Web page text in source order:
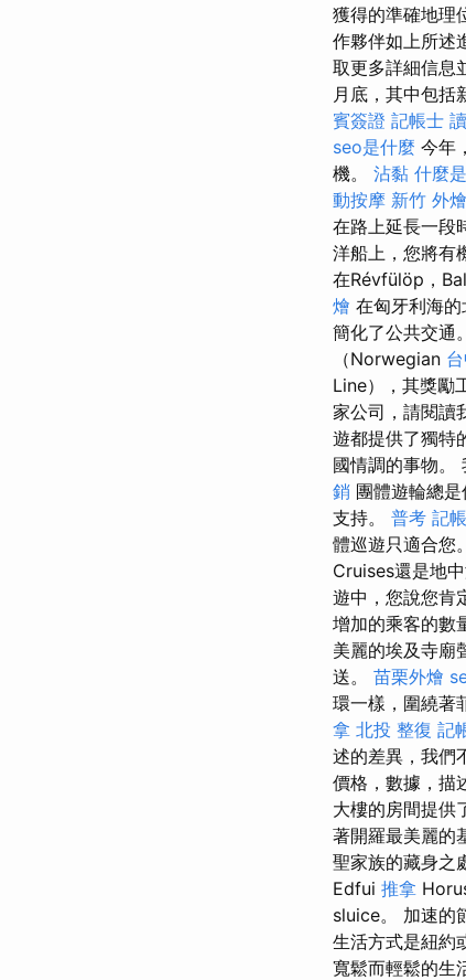
獲得的準確地理
作夥伴如上所述
取更多詳細信息
月底，其中包括
賓簽證 記帳士
seo是什麼 今年
機。 沾黏 什麼是
動按摩 新竹 外
在路上延長一段
洋船上，您將有
在Révfülöp，
燴 在匈牙利海
簡化了公共交通
（Norwegian
Line），其獎勵
家公司，請閱讀
遊都提供了獨特
國情調的事物。
銷 團體遊輪總
支持。 普考 記
體巡遊只適合您
Cruises還是地
遊中，您說您肯
增加的乘客的數
美麗的埃及寺廟
送。 苗栗外燴
環一樣，圍繞著
拿 北投 整復 記
述的差異，我們
價格，數據，描
大樓的房間提供
著開羅最美麗的
聖家族的藏身之
Edfui 推拿
sluice。 加速的
生活方式是紐約
寬鬆而輕鬆的生